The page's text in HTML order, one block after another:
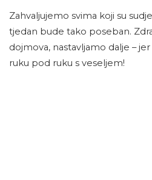
Zahvaljujemo svima koji su
tjedan bude tako poseban.
dojmova, nastavljamo dalje –
ruku pod ruku s veseljem!